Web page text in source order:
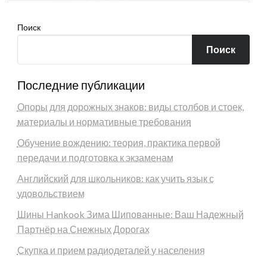
Поиск
Поиск
Последние публикации
Опоры для дорожных знаков: виды столбов и стоек,
материалы и нормативные требования
Обучение вождению: теория, практика первой
передачи и подготовка к экзаменам
Английский для школьников: как учить язык с
удовольствием
Шины Hankook Зима Шипованные: Ваш Надежный
Партнёр на Снежных Дорогах
Скупка и прием радиодеталей у населения